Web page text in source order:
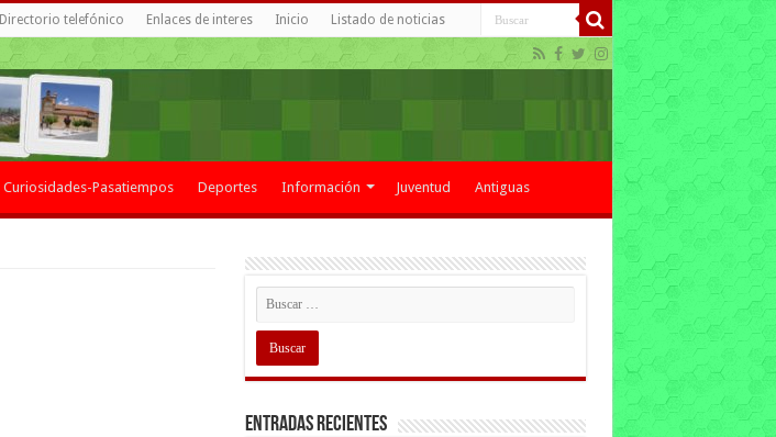
Directorio telefónico Enlaces de interes Inicio Listado de noticias
Curiosidades-Pasatiempos Deportes Información Juventud Antiguas
Entradas recientes